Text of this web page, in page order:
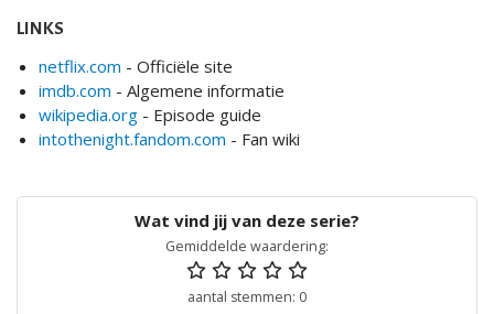
LINKS
netflix.com - Officiële site
imdb.com - Algemene informatie
wikipedia.org - Episode guide
intothenight.fandom.com - Fan wiki
Gemiddelde waardering:
aantal stemmen: 0